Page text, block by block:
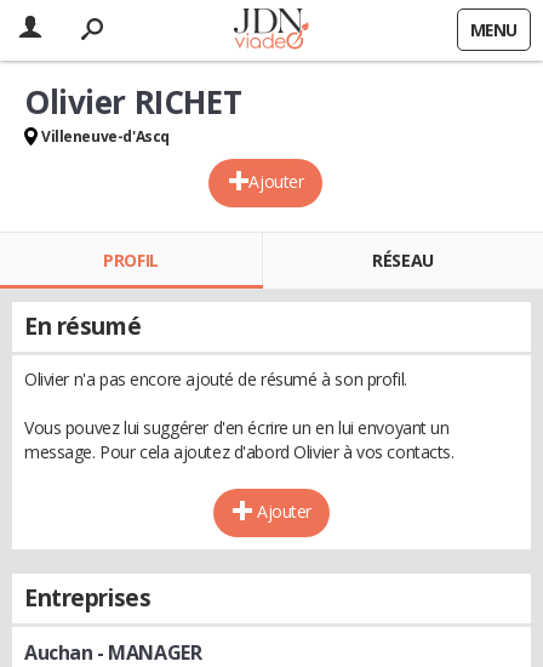
MENU
Ajouter
Olivier RICHET
Villeneuve-d'Ascq
PROFIL RÉSEAU
En résumé
Olivier n'a pas encore ajouté de résumé à son profil.
Vous pouvez lui suggérer d'en écrire un en lui envoyant un
message. Pour cela ajoutez d'abord Olivier à vos contacts.
Ajouter
Entreprises
Auchan - MANAGER